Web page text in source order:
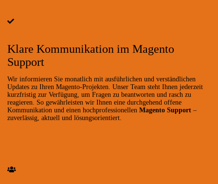
Klare Kommunikation im Magento
Support
Wir informieren Sie monatlich mit ausführlichen und verständlichen
Updates zu Ihren Magento-Projekten. Unser Team steht Ihnen jederzeit
kurzfristig zur Verfügung, um Fragen zu beantworten und rasch zu
reagieren. So gewährleisten wir Ihnen eine durchgehend offene
Kommunikation und einen hochprofessionellen Magento Support –
zuverlässig, aktuell und lösungsorientiert.